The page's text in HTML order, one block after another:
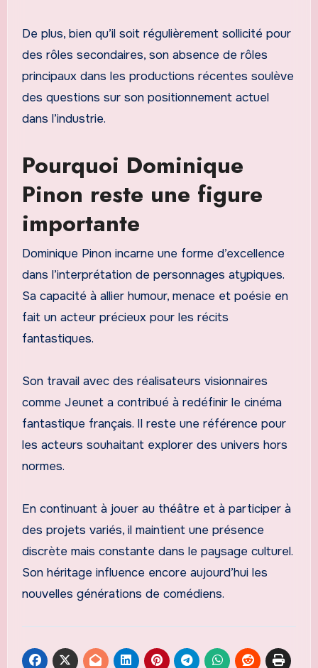
De plus, bien qu’il soit régulièrement sollicité pour
des rôles secondaires, son absence de rôles
principaux dans les productions récentes soulève
des questions sur son positionnement actuel
dans l’industrie.
Pourquoi Dominique
Pinon reste une figure
importante
Dominique Pinon incarne une forme d’excellence
dans l’interprétation de personnages atypiques.
Sa capacité à allier humour, menace et poésie en
fait un acteur précieux pour les récits
fantastiques.
Son travail avec des réalisateurs visionnaires
comme Jeunet a contribué à redéfinir le cinéma
fantastique français. Il reste une référence pour
les acteurs souhaitant explorer des univers hors
normes.
En continuant à jouer au théâtre et à participer à
des projets variés, il maintient une présence
discrète mais constante dans le paysage culturel.
Son héritage influence encore aujourd’hui les
nouvelles générations de comédiens.